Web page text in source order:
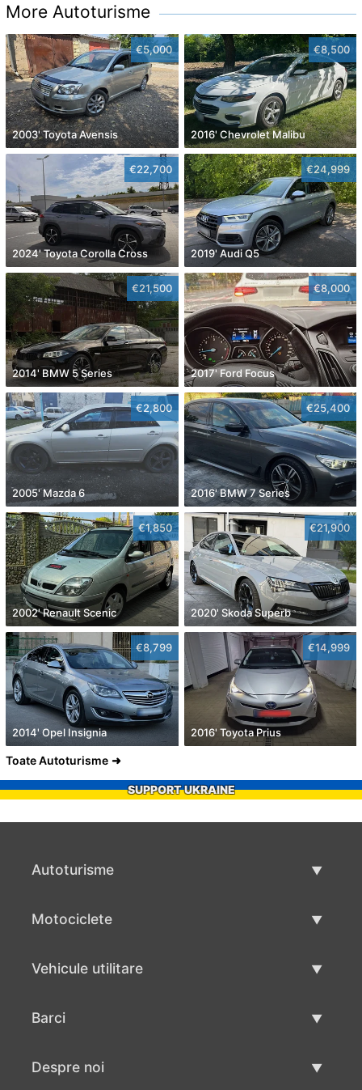
More Autoturisme
€5,000
2003' Toyota Avensis
€8,500
2016' Chevrolet Malibu
€22,700
2024' Toyota Corolla Cross
€24,999
2019' Audi Q5
€21,500
2014' BMW 5 Series
€8,000
2017' Ford Focus
€2,800
2005' Mazda 6
€25,400
2016' BMW 7 Series
€1,850
2002' Renault Scenic
€21,900
2020' Skoda Superb
€8,799
2014' Opel Insignia
€14,999
2016' Toyota Prius
Toate Autoturisme
SUPPORT UKRAINE
Autoturisme
Motociclete
Vehicule utilitare
Barci
Despre noi